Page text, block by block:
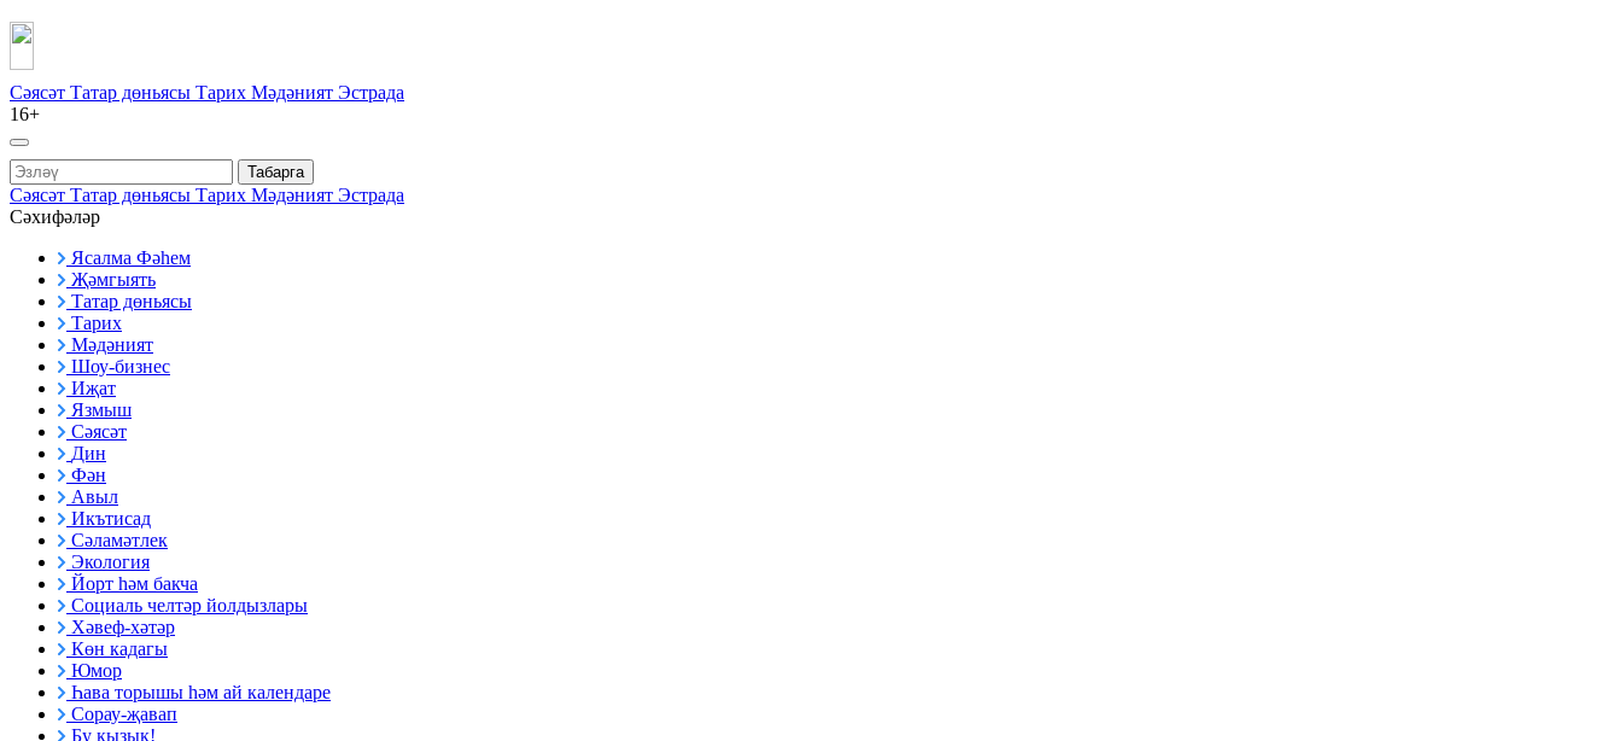
Сәясәт Татар дөньясы Тарих Мәдәният Эстрада
16+
Табарга
Сәясәт Татар дөньясы Тарих Мәдәният Эстрада
Сәхифәләр
Ясалма Фәһем
Җәмгыять
Татар дөньясы
Тарих
Мәдәният
Шоу-бизнес
Иҗат
Язмыш
Сәясәт
Дин
Фән
Авыл
Икътисад
Сәламәтлек
Экология
Йорт һәм бакча
Социаль челтәр йолдызлары
Хәвеф-хәтәр
Көн кадагы
Юмор
Һава торышы һәм ай календаре
Сорау-җавап
Бу кызык!